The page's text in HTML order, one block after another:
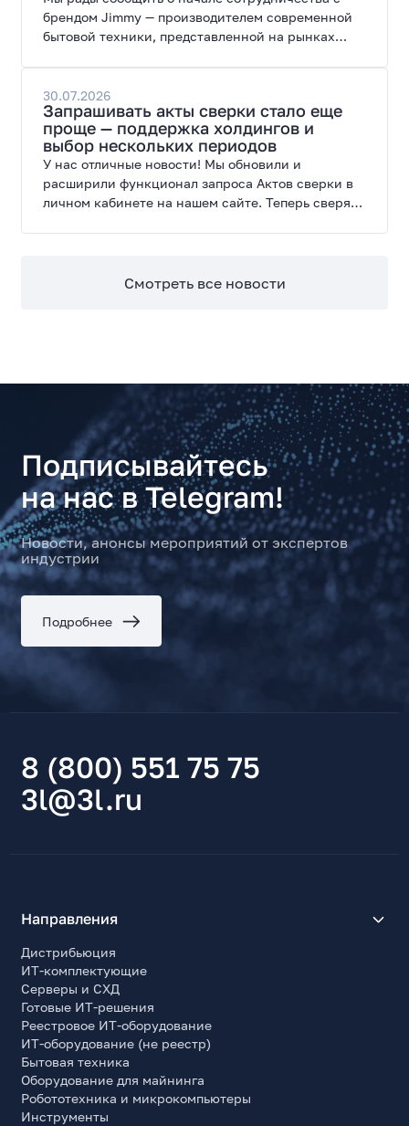
брендом Jimmy — производителем современной
бытовой техники, представленной на рынках
30.07.2026
Запрашивать акты сверки стало еще
проще — поддержка холдингов и
выбор нескольких периодов
У нас отличные новости! Мы обновили и
расширили функционал запроса Актов сверки в
личном кабинете на нашем сайте. Теперь сверять
Смотреть все новости
Подписывайтесь
на нас в Telegram!
Новости, анонсы мероприятий от экспертов
индустрии
Подробнее
8 (800) 551 75 75
3l@3l.ru
Направления
Дистрибьюция
ИТ-комплектующие
Серверы и СХД
Готовые ИТ-решения
Реестровое ИТ-оборудование
ИТ-оборудование (не реестр)
Бытовая техника
Оборудование для майнинга
Робототехника и микрокомпьютеры
Инструменты